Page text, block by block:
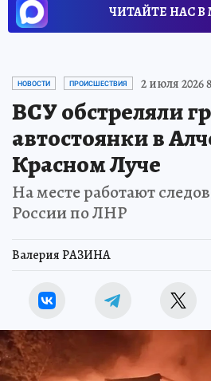
ЧИТАЙТЕ НАС В
НОВОСТИ ПРОИСШЕСТВИЯ 2 июля 2026
ВСУ обстреляли
автостоянки в
Красном Луче
На месте работают
России по ЛНР
Валерия РАЗИНА